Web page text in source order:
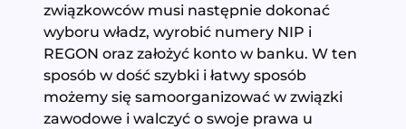
związkowców musi następnie dokonać
wyboru władz, wyrobić numery NIP i
REGON oraz założyć konto w banku. W ten
sposób w dość szybki i łatwy sposób
możemy się samoorganizować w związki
zawodowe i walczyć o swoje prawa u